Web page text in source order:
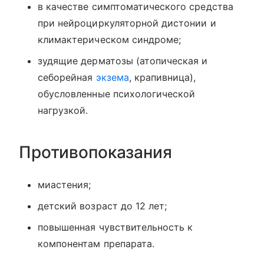
в качестве симптоматического средства
при нейроциркуляторной дистонии и
климактерическом синдроме;
зудящие дерматозы (атопическая и
себорейная экзема, крапивница),
обусловленные психологической
нагрузкой.
Противопоказания
миастения;
детский возраст до 12 лет;
повышенная чувствительность к
компонентам препарата.